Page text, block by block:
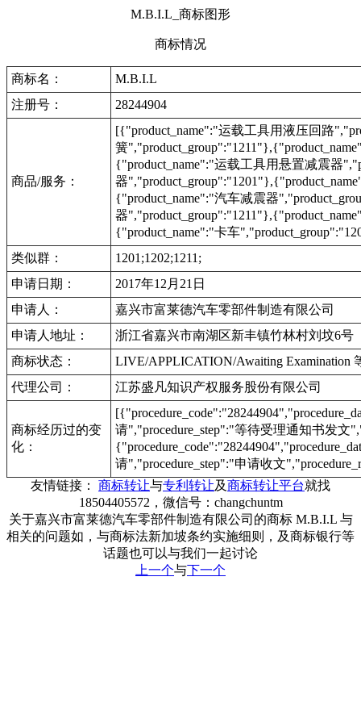
M.B.I.L_商标图形
商标情况
商标名：
M.B.I.L
注册号：
28244904
商品/服务：
[{"product_name":"运载工具用液压回路
簧
{"product_name":"运载工具用悬置减震器
器
{"product_name":"汽车减震器
器
{"product_name":"卡车
类似群：
1201;1202;1211;
申请日期：
2017年12月21日
申请人：
嘉兴市富莱德汽车零部件制造有限公司
申请人地址：
浙江省嘉兴市南湖区新丰镇竹林村刘坟6号
商标状态：
LIVE/APPLICATION/Awaiting Examination
代理公司：
江苏盛凡知识产权服务股份有限公司
商标经历过的变
化：
请","procedure_step":"等待受理通知书发文
请","procedure_step":"申请收文
友情链接： 商标转让与专利转让及商标转让平台就找
18504405572，微信号：changchuntm
关于嘉兴市富莱德汽车零部件制造有限公司的商标 M.B.I.L 与
相关的问题如，与商标法新加坡条约实施细则，及商标银行等
话题也可以与我们一起讨论
上一个与下一个